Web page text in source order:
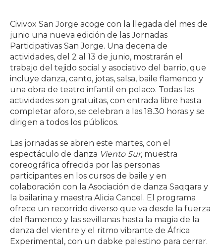
Civivox San Jorge acoge con la llegada del mes de
junio una nueva edición de las Jornadas
Participativas San Jorge. Una decena de
actividades, del 2 al 13 de junio, mostrarán el
trabajo del tejido social y asociativo del barrio, que
incluye danza, canto, jotas, salsa, baile flamenco y
una obra de teatro infantil en polaco. Todas las
actividades son gratuitas, con entrada libre hasta
completar aforo, se celebran a las 18.30 horas y se
dirigen a todos los públicos.
Las jornadas se abren este martes, con el
espectáculo de danza Viento Sur, muestra
coreográfica ofrecida por las personas
participantes en los cursos de baile y en
colaboración con la Asociación de danza Saqqara y
la bailarina y maestra Alicia Cancel. El programa
ofrece un recorrido diverso que va desde la fuerza
del flamenco y las sevillanas hasta la magia de la
danza del vientre y el ritmo vibrante de África
Experimental, con un dabke palestino para cerrar.